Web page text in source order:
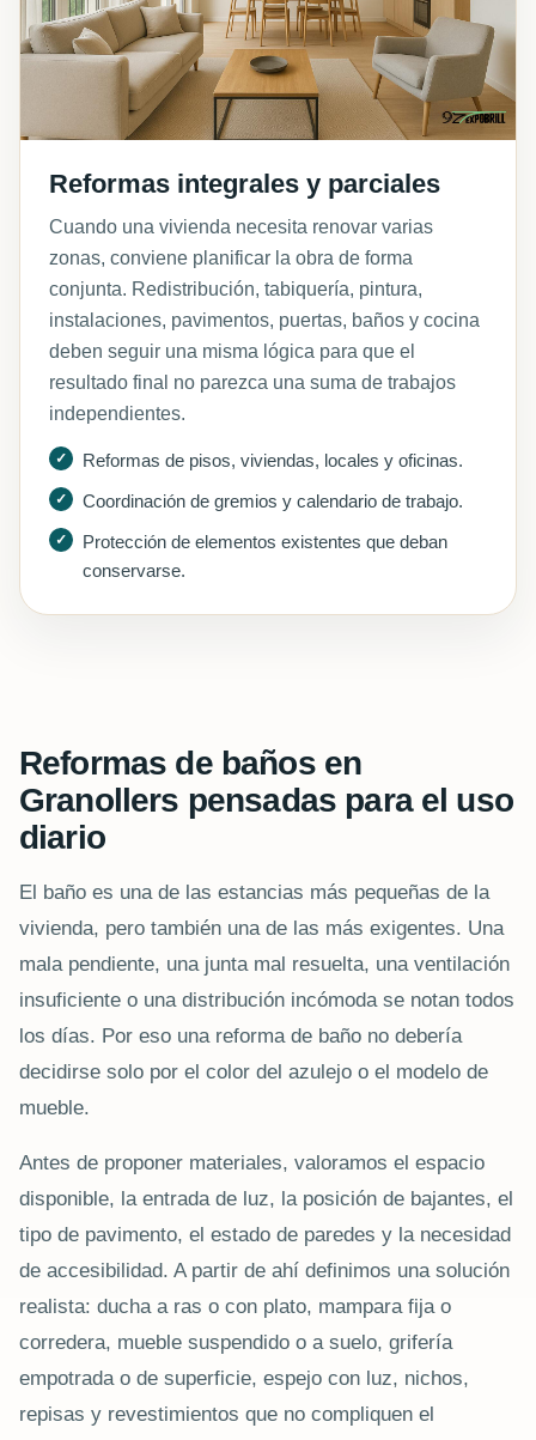
Reformas integrales y parciales
Cuando una vivienda necesita renovar varias
zonas, conviene planificar la obra de forma
conjunta. Redistribución, tabiquería, pintura,
instalaciones, pavimentos, puertas, baños y cocina
deben seguir una misma lógica para que el
resultado final no parezca una suma de trabajos
independientes.
Reformas de pisos, viviendas, locales y oficinas.
Coordinación de gremios y calendario de trabajo.
Protección de elementos existentes que deban
conservarse.
Reformas de baños en
Granollers pensadas para el uso
diario
El baño es una de las estancias más pequeñas de la
vivienda, pero también una de las más exigentes. Una
mala pendiente, una junta mal resuelta, una ventilación
insuficiente o una distribución incómoda se notan todos
los días. Por eso una reforma de baño no debería
decidirse solo por el color del azulejo o el modelo de
mueble.
Antes de proponer materiales, valoramos el espacio
disponible, la entrada de luz, la posición de bajantes, el
tipo de pavimento, el estado de paredes y la necesidad
de accesibilidad. A partir de ahí definimos una solución
realista: ducha a ras o con plato, mampara fija o
corredera, mueble suspendido o a suelo, grifería
empotrada o de superficie, espejo con luz, nichos,
repisas y revestimientos que no compliquen el